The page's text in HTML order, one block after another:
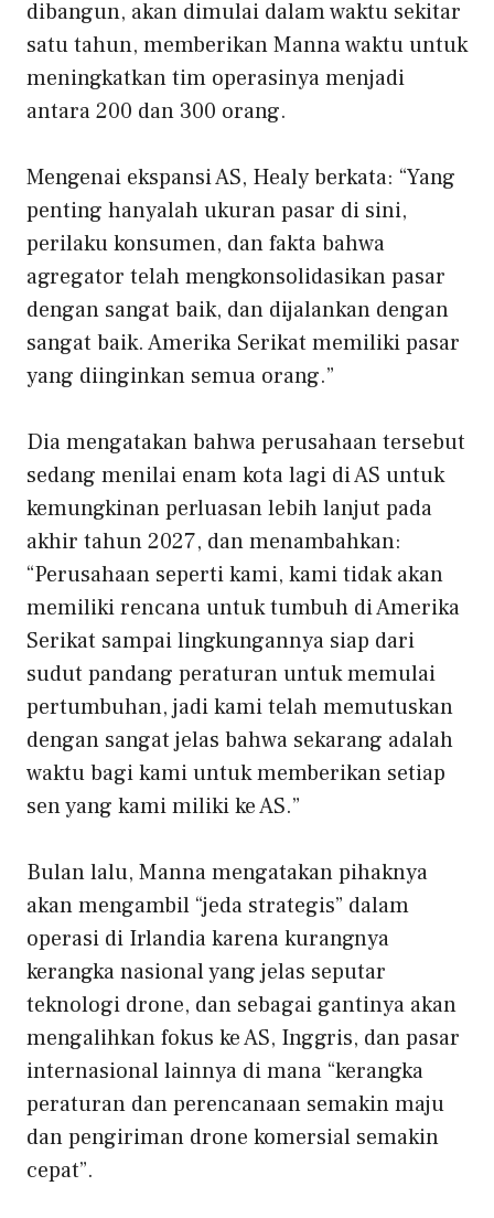
dibangun, akan dimulai dalam waktu sekitar
satu tahun, memberikan Manna waktu untuk
meningkatkan tim operasinya menjadi
antara 200 dan 300 orang.
Mengenai ekspansi AS, Healy berkata: “Yang
penting hanyalah ukuran pasar di sini,
perilaku konsumen, dan fakta bahwa
agregator telah mengkonsolidasikan pasar
dengan sangat baik, dan dijalankan dengan
sangat baik. Amerika Serikat memiliki pasar
yang diinginkan semua orang.”
Dia mengatakan bahwa perusahaan tersebut
sedang menilai enam kota lagi di AS untuk
kemungkinan perluasan lebih lanjut pada
akhir tahun 2027, dan menambahkan:
“Perusahaan seperti kami, kami tidak akan
memiliki rencana untuk tumbuh di Amerika
Serikat sampai lingkungannya siap dari
sudut pandang peraturan untuk memulai
pertumbuhan, jadi kami telah memutuskan
dengan sangat jelas bahwa sekarang adalah
waktu bagi kami untuk memberikan setiap
sen yang kami miliki ke AS.”
Bulan lalu, Manna mengatakan pihaknya
akan mengambil “jeda strategis” dalam
operasi di Irlandia karena kurangnya
kerangka nasional yang jelas seputar
teknologi drone, dan sebagai gantinya akan
mengalihkan fokus ke AS, Inggris, dan pasar
internasional lainnya di mana “kerangka
peraturan dan perencanaan semakin maju
dan pengiriman drone komersial semakin
cepat”.